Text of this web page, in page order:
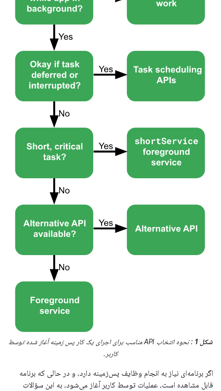
شکل 1
: نحوه انتخاب API مناسب برای اجرای یک کار پس زمینه آغاز شده توسط
کاربر.
اگر برنامه‌ای نیاز به انجام وظایف پس‌زمینه دارد، و در حالی که برنامه
قابل مشاهده است، عملیات توسط کاربر آغاز می‌شود، به این سؤالات